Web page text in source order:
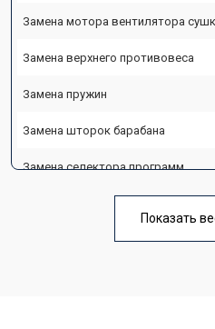
Замена мотора вентилятора
Замена верхнего противовеса
Замена пружин
Замена шторок барабана
Замена селектора программ
Замена опоры бака
Показать